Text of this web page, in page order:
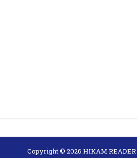
Copyright © 2026 HIKAM READER